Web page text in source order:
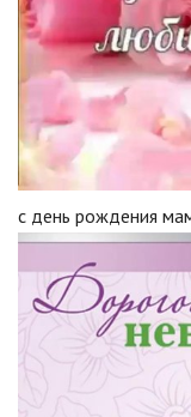
с день рождения